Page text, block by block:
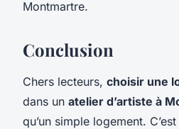
Montmartre.
Conclusion
Chers lecteurs, choisir une
dans un atelier d’artiste à
qu’un simple logement.